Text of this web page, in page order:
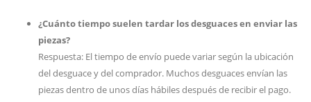
¿Cuánto tiempo suelen tardar los desguaces en enviar las
piezas?
Respuesta: El tiempo de envío puede variar según la ubicación
del desguace y del comprador. Muchos desguaces envían las
piezas dentro de unos días hábiles después de recibir el pago.